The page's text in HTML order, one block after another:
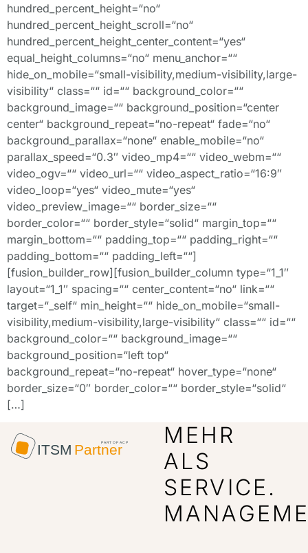
hundred_percent_height=“no“
hundred_percent_height_scroll=“no“
hundred_percent_height_center_content=“yes“
equal_height_columns=“no“ menu_anchor=““
hide_on_mobile=“small-visibility,medium-visibility,large-
visibility“ class=““ id=““ background_color=““
background_image=““ background_position=“center
center“ background_repeat=“no-repeat“ fade=“no“
background_parallax=“none“ enable_mobile=“no“
parallax_speed=“0.3″ video_mp4=““ video_webm=““
video_ogv=““ video_url=““ video_aspect_ratio=“16:9″
video_loop=“yes“ video_mute=“yes“
video_preview_image=““ border_size=““
border_color=““ border_style=“solid“ margin_top=““
margin_bottom=““ padding_top=““ padding_right=““
padding_bottom=““ padding_left=““]
[fusion_builder_row][fusion_builder_column type=“1_1″
layout=“1_1″ spacing=““ center_content=“no“ link=““
target=“_self“ min_height=““ hide_on_mobile=“small-
visibility,medium-visibility,large-visibility“ class=““ id=““
background_color=““ background_image=““
background_position=“left top“
background_repeat=“no-repeat“ hover_type=“none“
border_size=“0″ border_color=““ border_style=“solid“
[…]
MEHR
ALS
SERVICE.